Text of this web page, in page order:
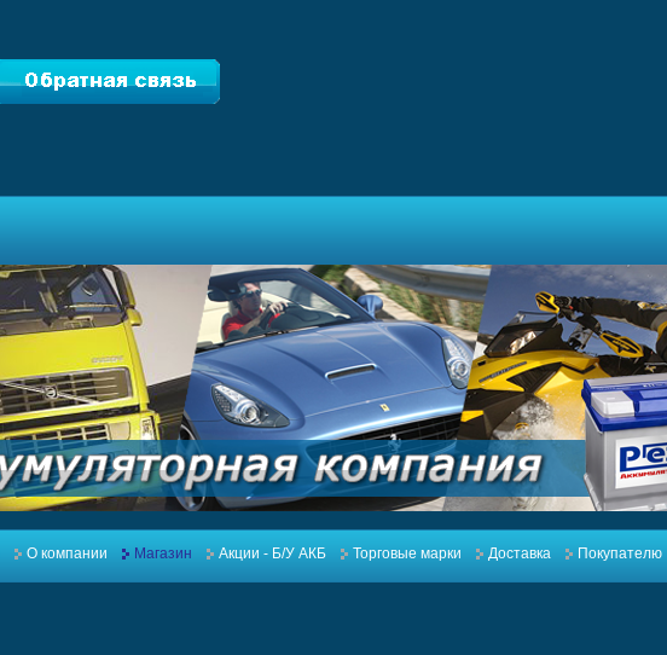
О компании Магазин Акции - Б/У АКБ Торговые марки Доставка Покупателю